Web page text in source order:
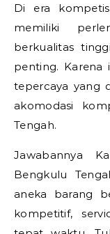
Di era
memiliki
berkualitas
penting. Karena
tepercaya yang
akomodasi
Tengah.
Jawabannya
Bengkulu
aneka barang
kompetitif,